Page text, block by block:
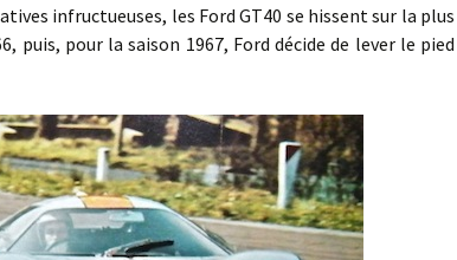
infructueuses, les Ford GT40 se hissent sur la plus
puis, pour la saison 1967, Ford décide de lever le pied